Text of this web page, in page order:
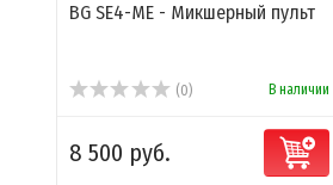
BG SE4-ME - Микшерный пульт
(0) В наличии
8 500 руб.